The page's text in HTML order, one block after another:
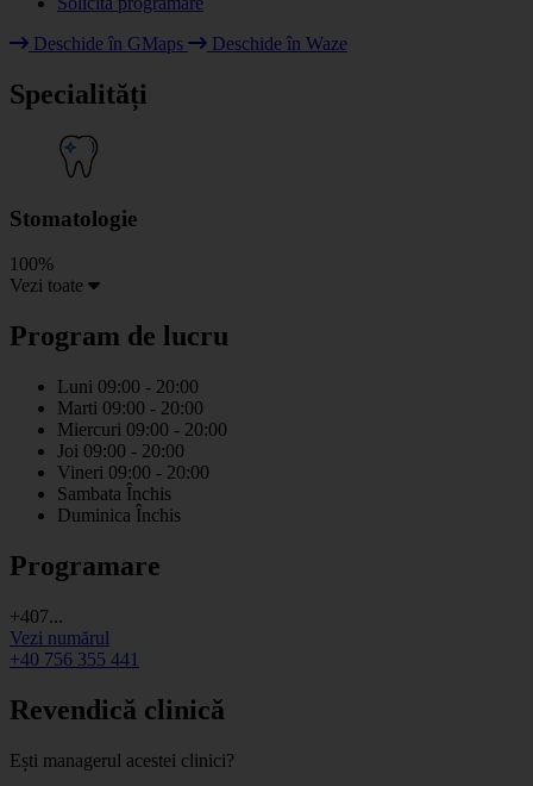
−
Deschide în GMaps
Deschide în Waze
Specialități
Stomatologie
100%
Vezi toate
Program de lucru
Luni 09:00 - 20:00
Marti 09:00 - 20:00
Miercuri 09:00 - 20:00
Joi 09:00 - 20:00
Vineri 09:00 - 20:00
Sambata Închis
Duminica Închis
Programare
+407...
Vezi numărul
+40 756 355 441
Revendică clinică
Ești managerul acestei clinici?